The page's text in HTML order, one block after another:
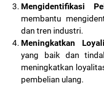
Mengidentifikasi
membantu
dan tren industri.
Meningkatkan
yang baik dan
meningkatkan
pembelian ulang.